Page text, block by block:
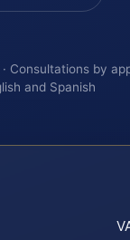
Consultations by
and Spanish